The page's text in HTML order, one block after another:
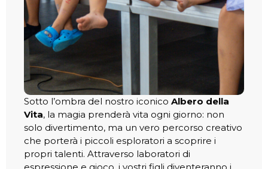
Sotto l’ombra del nostro iconico Albero della
Vita, la magia prenderà vita ogni giorno: non
solo divertimento, ma un vero percorso creativo
che porterà i piccoli esploratori a scoprire i
propri talenti. Attraverso laboratori di
espressione e gioco, i vostri figli diventeranno i